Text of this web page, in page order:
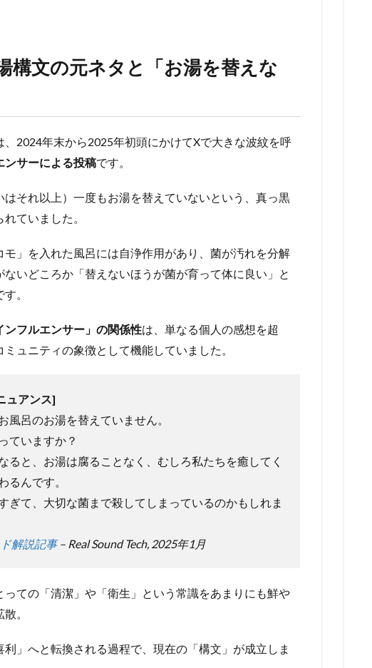
構文の元ネタと「お湯を替えな
2024年末から2025年初頭にかけてXで大きな波紋を呼
ンサーによる投稿です。
それ以上）一度もお湯を替えていないという、真っ黒
ていました。
」を入れた風呂には自浄作用があり、菌が汚れを分解
いどころか「替えないほうが菌が育って体に良い」と
。
ンフルエンサー」の関係性は、単なる個人の感想を超
ュニティの象徴として機能していました。
ュアンス]
風呂のお湯を替えていません。
ていますか？
ると、お湯は腐ることなく、むしろ私たちを癒してく
るんです。
ぎて、大切な菌まで殺してしまっているのかもしれま
解説記事– Real Sound Tech, 2025年1月
っての「清潔」や「衛生」という常識をあまりにも鮮や
。
」へと転換される過程で、現在の「構文」が成立しま